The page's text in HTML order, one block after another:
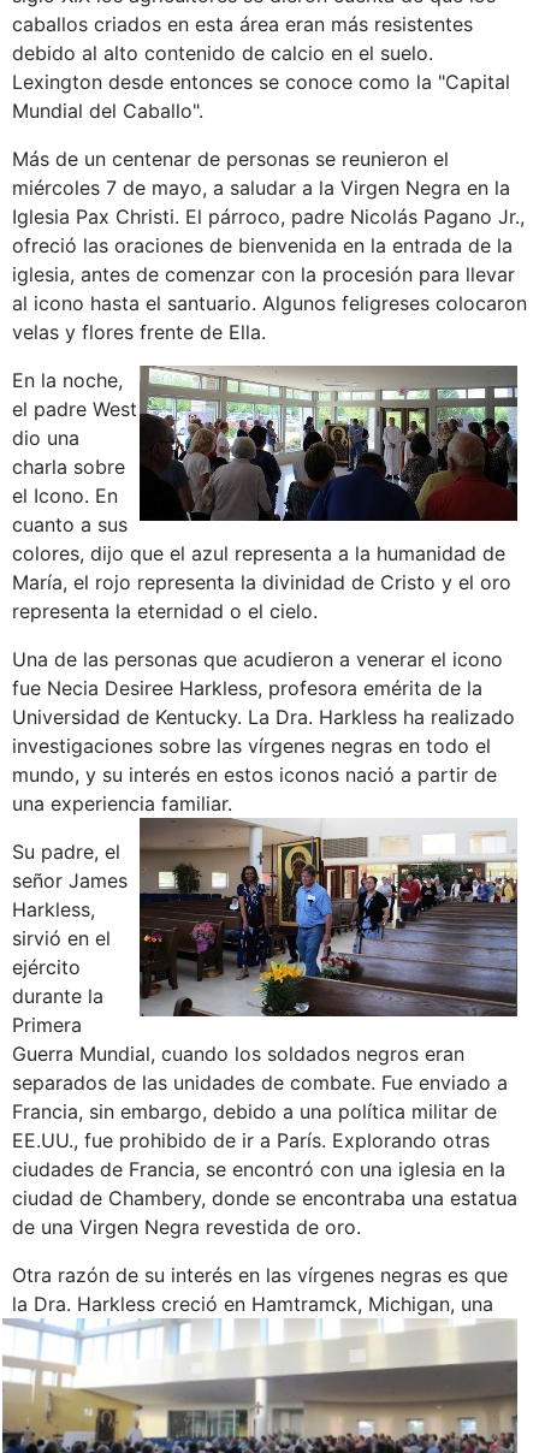
caballos criados en esta área eran más resistentes
debido al alto contenido de calcio en el suelo.
Lexington desde entonces se conoce como la "Capital
Mundial del Caballo".
Más de un centenar de personas se reunieron el
miércoles 7 de mayo, a saludar a la Virgen Negra en la
Iglesia Pax Christi. El párroco, padre Nicolás Pagano Jr.,
ofreció las oraciones de bienvenida en la entrada de la
iglesia, antes de comenzar con la procesión para llevar
al icono hasta el santuario. Algunos feligreses colocaron
velas y flores frente de Ella.
En la noche,
el padre West
dio una
charla sobre
el Icono. En
cuanto a sus
colores, dijo que el azul representa a la humanidad de
María, el rojo representa la divinidad de Cristo y el oro
representa la eternidad o el cielo.
Una de las personas que acudieron a venerar el icono
fue Necia Desiree Harkless, profesora emérita de la
Universidad de Kentucky. La Dra. Harkless ha realizado
investigaciones sobre las vírgenes negras en todo el
mundo, y su interés en estos iconos nació a partir de
una experiencia familiar.
Su padre, el
señor James
Harkless,
sirvió en el
ejército
durante la
Primera
Guerra Mundial, cuando los soldados negros eran
separados de las unidades de combate. Fue enviado a
Francia, sin embargo, debido a una política militar de
EE.UU., fue prohibido de ir a París. Explorando otras
ciudades de Francia, se encontró con una iglesia en la
ciudad de Chambery, donde se encontraba una estatua
de una Virgen Negra revestida de oro.
Otra razón de su interés en las vírgenes negras es que
la Dra. Harkless creció en Hamtramck, Michigan, una